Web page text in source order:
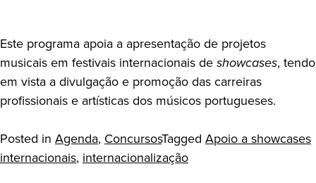
Este programa apoia a apresentação de projetos
musicais em festivais internacionais deshowcases, tendo
em vista a divulgação e promoção das carreiras
profissionais e artísticas dos músicos portugueses.
Posted in Agenda, ConcursosTagged Apoio a showcases
internacionais, internacionalização